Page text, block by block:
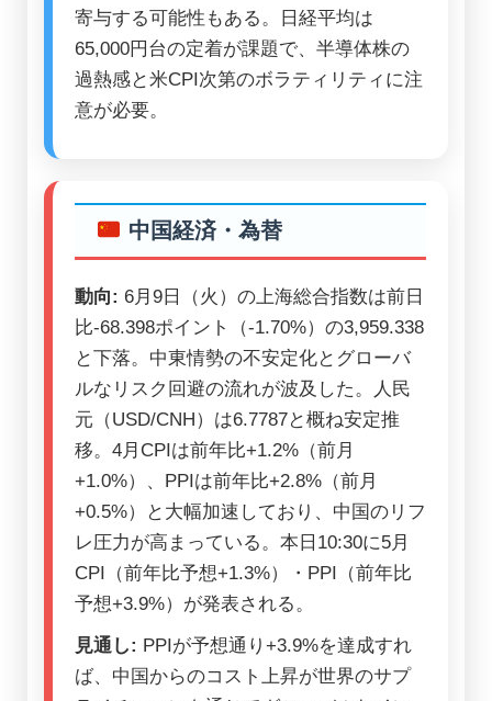
寄与する可能性もある。日経平均は
65,000円台の定着が課題で、半導体株の
過熱感と米CPI次第のボラティリティに注
意が必要。
中国経済・為替
動向: 6月9日（火）の上海総合指数は前日
比-68.398ポイント（-1.70%）の3,959.338
と下落。中東情勢の不安定化とグローバ
ルなリスク回避の流れが波及した。人民
元（USD/CNH）は6.7787と概ね安定推
移。4月CPIは前年比+1.2%（前月
+1.0%）、PPIは前年比+2.8%（前月
+0.5%）と大幅加速しており、中国のリフ
レ圧力が高まっている。本日10:30に5月
CPI（前年比予想+1.3%）・PPI（前年比
予想+3.9%）が発表される。
見通し: PPIが予想通り+3.9%を達成すれ
ば、中国からのコスト上昇が世界のサプ